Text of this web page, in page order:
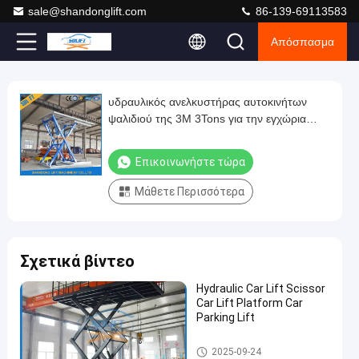
sale@shandonglift.com 86-139-69113583
Απόσπασμα
Play
Video
Time
0:00/0:00
Loaded
Auto
υδραυλικός
ανελκυστήρας
αυτοκινήτων
ψαλιδιού
για
την
εγχώρια
χρήση
ανελκυστήρων
υδραυλικός ανελκυστήρας αυτοκινήτων
ψαλιδιού της 3M 3Tons για την εγχώρια
αυτοκινήτων υπογείων
Επικοινωνήστε τώρα
Μάθετε Περισσότερα
Σχετικά βίντεο
Hydraulic Car Lift Scissor
Car Lift Platform Car
Parking Lift
ανελκυστήρας αυτοκινήτων
2025-09-24